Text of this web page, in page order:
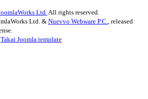
Ltd.All rights reserved.
Ltd. & Nuevvo Webware P.C., released
Takai Joomla template